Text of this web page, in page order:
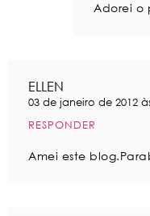
Adorei o
ELLEN
03 de janeiro de 2012
RESPONDER
Amei este